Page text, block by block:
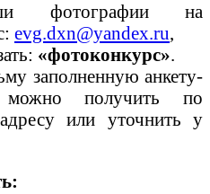
фотографии на
evg.dxn@yandex.ru,
«фотоконкурс».
заполненную анкету-
можно получить по
или уточнить у